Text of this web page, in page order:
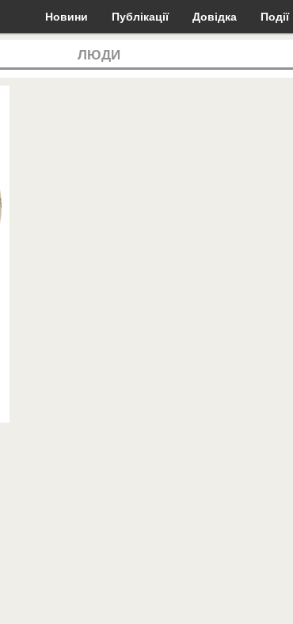
Новини Публікації Довідка Події
ЛЮДИ